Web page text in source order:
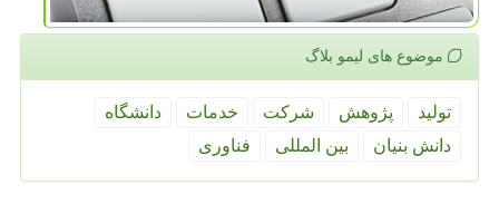
موضوع های لیمو بلاگ
تولید پژوهش شركت خدمات
دانشگاه
دانش بنیان
بین المللی فناوری